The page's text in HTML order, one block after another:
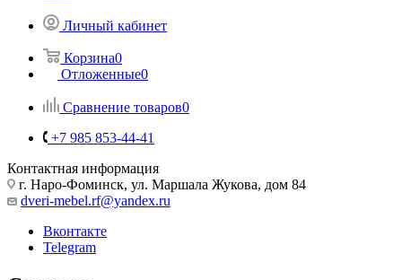
Личный кабинет
Корзина0
Отложенные0
Сравнение товаров0
+7 985 853-44-41
Контактная информация
г. Наро-Фоминск, ул. Маршала Жукова, дом 84
dveri-mebel.rf@yandex.ru
Вконтакте
Telegram